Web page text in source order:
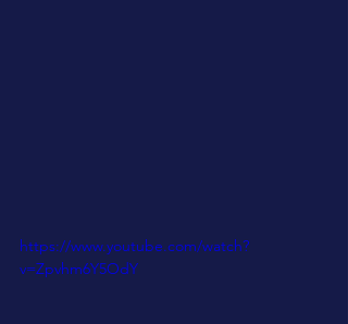
https://www.youtube.com/watch?
v=Zpvhm6Y5OdY